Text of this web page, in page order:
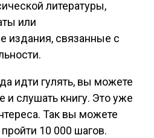
литературы,
или
издания, связанные с
идти гулять, вы можете
и слушать книгу. Это уже
Так вы можете
10 000 шагов.